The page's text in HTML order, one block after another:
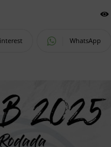
WhatsApp